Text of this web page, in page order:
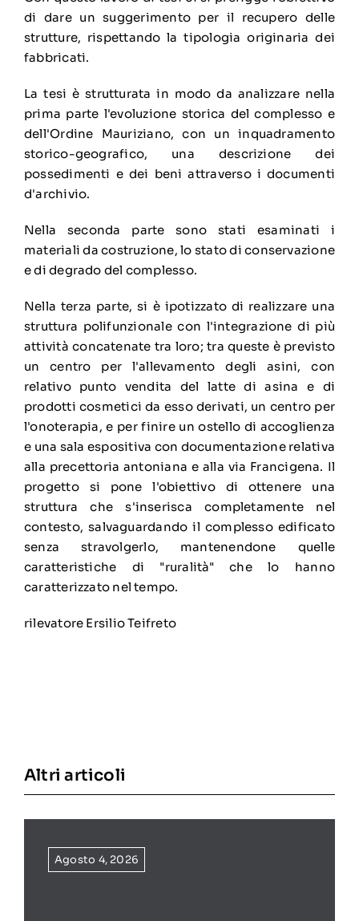
di dare un suggerimento per il recupero delle
strutture, rispettando la tipologia originaria dei
fabbricati.
La tesi è strutturata in modo da analizzare nella
prima parte l'evoluzione storica del complesso e
dell'Ordine Mauriziano, con un inquadramento
storico-geografico, una descrizione dei
possedimenti e dei beni attraverso i documenti
d'archivio.
Nella seconda parte sono stati esaminati i
materiali da costruzione, lo stato di conservazione
e di degrado del complesso.
Nella terza parte, si è ipotizzato di realizzare una
struttura polifunzionale con l'integrazione di più
attività concatenate tra loro; tra queste è previsto
un centro per l'allevamento degli asini, con
relativo punto vendita del latte di asina e di
prodotti cosmetici da esso derivati, un centro per
l'onoterapia, e per finire un ostello di accoglienza
e una sala espositiva con documentazione relativa
alla precettoria antoniana e alla via Francigena. Il
progetto si pone l'obiettivo di ottenere una
struttura che s'inserisca completamente nel
contesto, salvaguardando il complesso edificato
senza stravolgerlo, mantenendone quelle
caratteristiche di "ruralità" che lo hanno
caratterizzato nel tempo.
rilevatore Ersilio Teifreto
Altri articoli
Agosto 4, 2026